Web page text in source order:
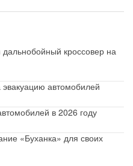
кроссовер на
автомобилей
в 2026 году
«Буханка» для своих